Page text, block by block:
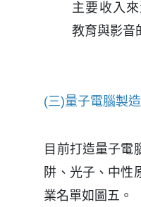
主要收入
教育與影音
(三)量子電腦製
目前打造量子電
阱、光子、中性
業名單如圖五。